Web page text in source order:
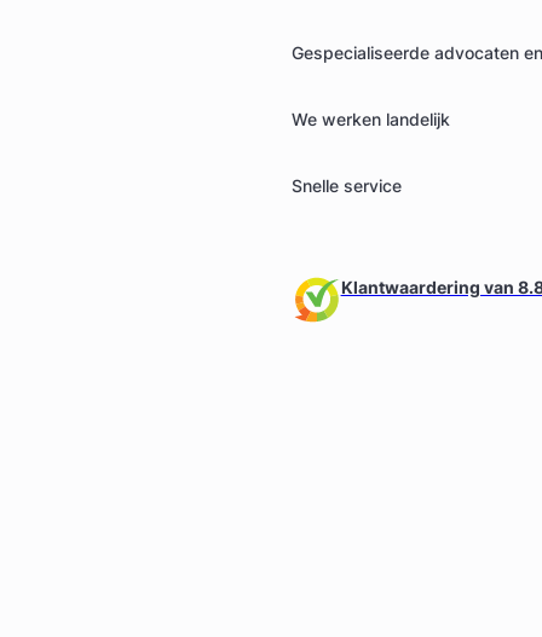
Gespecialiseerde advocaten
We werken landelijk
Snelle service
Klantwaardering van